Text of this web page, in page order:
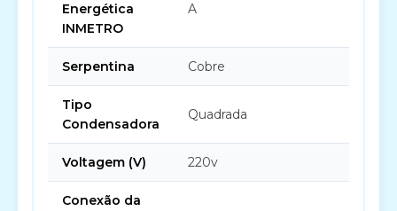
Energética
INMETRO
A
Serpentina Cobre
Tipo
Condensadora
Quadrada
Voltagem (V) 220v
Conexão da